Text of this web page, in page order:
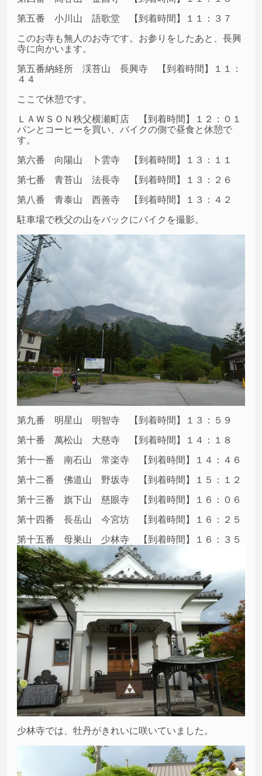
第五番 小川山 語歌堂 【到着時間】１１：３７
このお寺も無人のお寺です。お参りをしたあと、長興
寺に向かいます。
第五番納経所 渓苔山 長興寺 【到着時間】１１：
４４
ここで休憩です。
ＬＡＷＳＯＮ秩父横瀬町店 【到着時間】１２：０１
パンとコーヒーを買い、バイクの側で昼食と休憩で
す。
第六番 向陽山 卜雲寺 【到着時間】１３：１１
第七番 青苔山 法長寺 【到着時間】１３：２６
第八番 青泰山 西善寺 【到着時間】１３：４２
駐車場で秩父の山をバックにバイクを撮影。
第九番 明星山 明智寺 【到着時間】１３：５９
第十番 萬松山 大慈寺 【到着時間】１４：１８
第十一番 南石山 常楽寺 【到着時間】１４：４６
第十二番 佛道山 野坂寺 【到着時間】１５：１２
第十三番 旗下山 慈眼寺 【到着時間】１６：０６
第十四番 長岳山 今宮坊 【到着時間】１６：２５
第十五番 母巣山 少林寺 【到着時間】１６：３５
少林寺では、牡丹がきれいに咲いていました。